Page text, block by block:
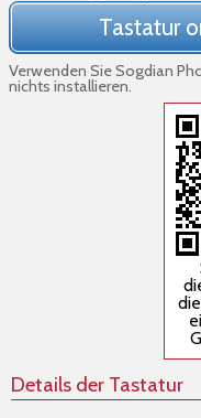
Tastatur
Verwenden Sie Sogdian
nichts installieren.
Details der Tastatur